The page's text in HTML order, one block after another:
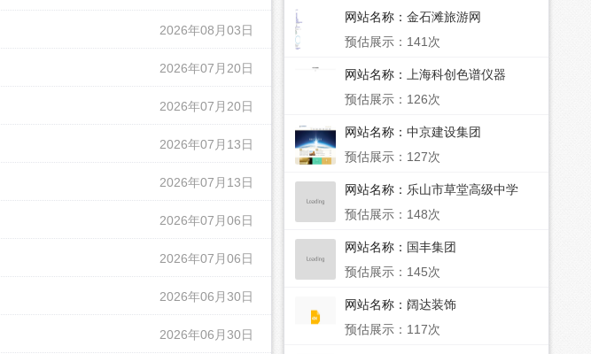
2026年08月03日
2026年07月20日
2026年07月20日
2026年07月13日
2026年07月13日
2026年07月06日
2026年07月06日
2026年06月30日
2026年06月30日
网站名称： 金石滩旅游网
预估展示：141次
网站名称：
上海科创色谱仪器
预估展示：126次
网站名称： 中京建设集团
预估展示：127次
网站名称： 乐山市草堂高级中学
预估展示：148次
网站名称： 国丰集团
预估展示：145次
网站名称： 阔达装饰
预估展示：117次